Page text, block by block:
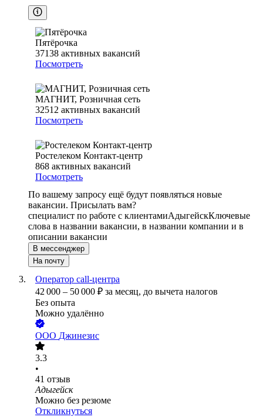
Пятёрочка
37138 активных вакансий
Посмотреть
МАГНИТ, Розничная сеть
32512 активных вакансий
Посмотреть
Ростелеком Контакт-центр
868 активных вакансий
Посмотреть
По вашему запросу ещё будут появляться новые
вакансии. Присылать вам?
специалист по работе с клиентамиАдыгейскКлючевые
слова в названии вакансии, в названии компании и в
описании вакансии
В мессенджер
На почту
Оператор call-центра
42 000 – 50 000 ₽ за месяц, до вычета налогов
Без опыта
Можно удалённо
ООО Джинезис
3.3
•
41 отзыв
Адыгейск
Можно без резюме
Откликнуться